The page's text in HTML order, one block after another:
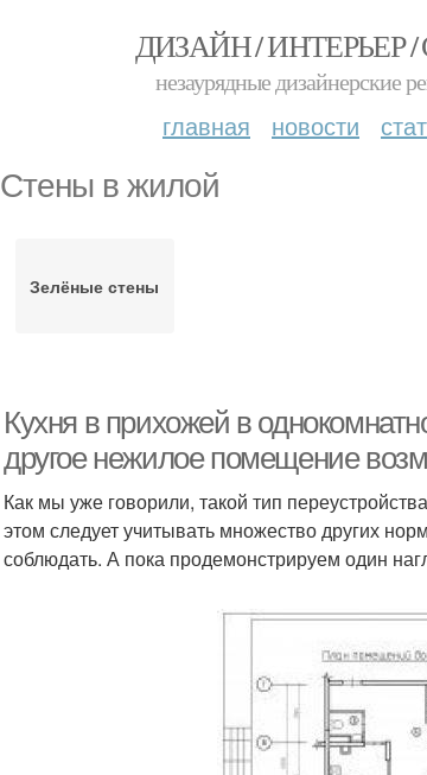
ДИЗАЙН / ИНТЕРЬЕР
незаурядные дизайнерские
главная новости
Стены в жилой
Зелёные стены
Кухня в прихожей в
другое нежилое помещение
Как мы уже говорили, такой тип
этом следует учитывать множество других
соблюдать. А пока продемонстрируем один